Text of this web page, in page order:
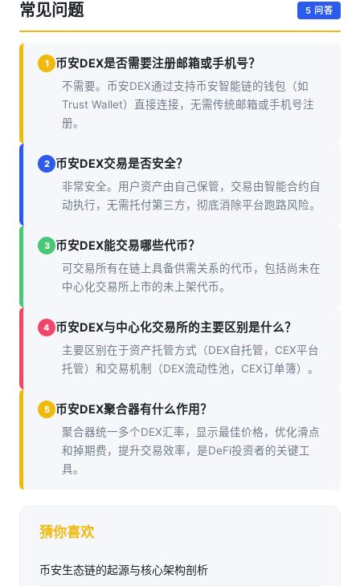
常见问题 5 问答
1 币安DEX是否需要注册邮箱或手机号？
不需要。币安DEX通过支持币安智能链的钱包（如
Trust Wallet）直接连接，无需传统邮箱或手机号注
册。
2 币安DEX交易是否安全？
非常安全。用户资产由自己保管，交易由智能合约自
动执行，无需托付第三方，彻底消除平台跑路风险。
3 币安DEX能交易哪些代币？
可交易所有在链上具备供需关系的代币，包括尚未在
中心化交易所上市的未上架代币。
4 币安DEX与中心化交易所的主要区别是什么？
主要区别在于资产托管方式（DEX自托管，CEX平台
托管）和交易机制（DEX流动性池，CEX订单簿）。
5 币安DEX聚合器有什么作用？
聚合器统一多个DEX汇率，显示最佳价格，优化滑点
和掉期费，提升交易效率，是DeFi投资者的关键工
具。
猜你喜欢
币安生态链的起源与核心架构剖析